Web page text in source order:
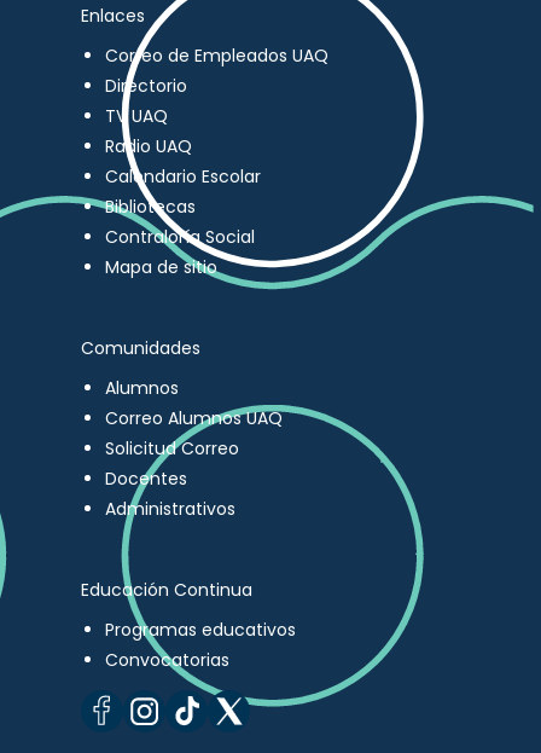
Enlaces
Correo de Empleados UAQ
Directorio
TV UAQ
Radio UAQ
Calendario Escolar
Bibliotecas
Contraloría Social
Mapa de sitio
Comunidades
Alumnos
Correo Alumnos UAQ
Solicitud Correo
Docentes
Administrativos
Educación Continua
Programas educativos
Convocatorias